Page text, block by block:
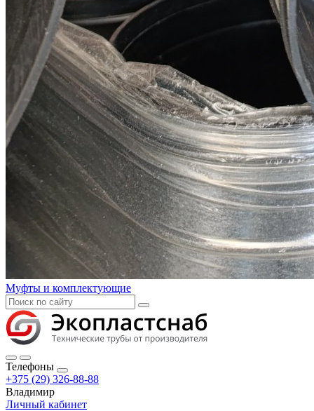
Муфты и комплектующие
Телефоны
+375 (29) 326-88-88
Владимир
Личный кабинет